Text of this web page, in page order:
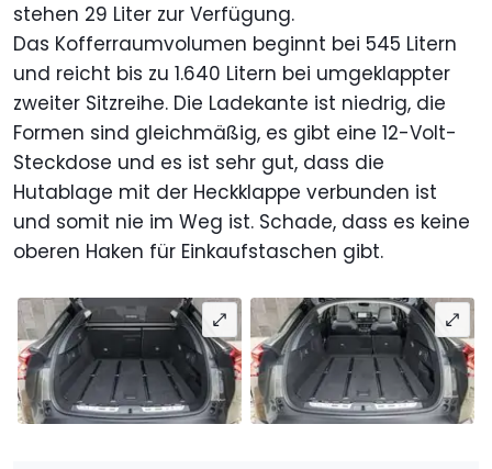
stehen 29 Liter zur Verfügung.
Das Kofferraumvolumen beginnt bei 545 Litern
und reicht bis zu 1.640 Litern bei umgeklappter
zweiter Sitzreihe. Die Ladekante ist niedrig, die
Formen sind gleichmäßig, es gibt eine 12-Volt-
Steckdose und es ist sehr gut, dass die
Hutablage mit der Heckklappe verbunden ist
und somit nie im Weg ist. Schade, dass es keine
oberen Haken für Einkaufstaschen gibt.